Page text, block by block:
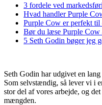
3 fordele ved
Hvad handler Purple
Purple Cow er perfekt til
Bør du læse Purple Cow
5 Seth Godin bøger jeg
Seth Godin har udgivet en
Som selvstændig, så lever vi i
stor del af vores arbejde, og
mængden.